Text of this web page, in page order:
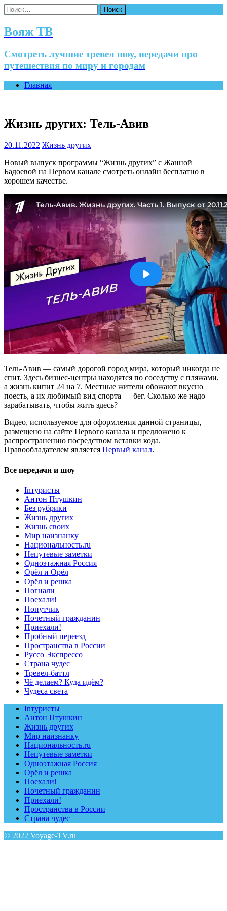
Найти:
Вояж ТВ
Смотреть лучшие тревел шоу, передачи про
путешествия по миру и городам
Главная
Жизнь других: Тель-Авив
20.11.2022 Жизнь других
Новый выпуск программы “Жизнь других” с Жанной
Бадоевой на Первом канале смотреть онлайн бесплатно в
хорошем качестве.
Тель-Авив — самый дорогой город мира, который никогда не
спит. Здесь бизнес-центры находятся по соседству с пляжами,
а жизнь кипит 24 на 7. Местные жители обожают вкусно
поесть, а их любимый вид спорта — бег. Сколько же надо
зарабатывать, чтобы жить здесь?
Видео, используемое для оформления данной страницы,
размещено на сайте Первого канала и предложено к
распространению посредством вставки кода.
Правообладателем является Первый канал.
Все передачи и шоу
Inтуристы
Антон Птушкин
Без рубрики
Жизнь других
Жизнь своих
Мир наизнанку
Национальность.ru
Непутевые заметки
Одноэтажная Россия
Орёл и Орёл
Орёл и решка
Погнали
Поехали!
Попутчик
Почетный гражданин
Приехали!
Пробный переезд
Пространства в России
Руссо Экспрессо
Страна чудес
Тревел-баттл
Чё делаем? Куда идём?
Чудеса света
Inтуристы
Антон Птушкин
Жизнь других
Мир наизнанку
Национальность.ru
Непутевые заметки
Одноэтажная Россия
Орёл и решка
Поехали!
Почетный гражданин
Приехали!
Пространства в России
Страна чудес
© 2022 Voyage-TV.ru